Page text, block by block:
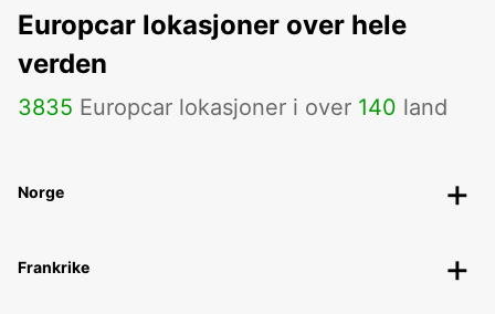
Europcar lokasjoner over hele
verden
3835 Europcar lokasjoner i over 140 land
Norge
Frankrike